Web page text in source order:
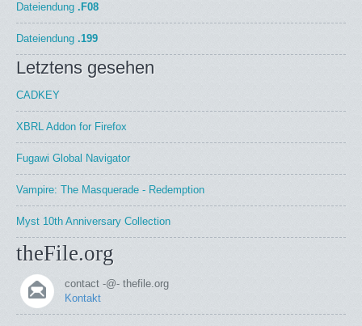
Dateiendung .F08
Dateiendung .199
Letztens gesehen
CADKEY
XBRL Addon for Firefox
Fugawi Global Navigator
Vampire: The Masquerade - Redemption
Myst 10th Anniversary Collection
theFile.org
contact -@- thefile.org
Kontakt